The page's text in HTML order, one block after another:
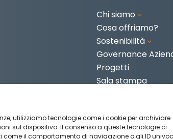
utilizziamo tecnologie come i cookie per archiviare
sul dispositivo. Il consenso a queste tecnologie ci
il comportamento di navigazione o gli ID
Chi siamo 3
Cosa offriamo?
Sostenibilità 3
Governance
Progetti
Sala stampa